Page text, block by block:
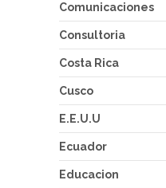
Comunicaciones
Consultoria
Costa Rica
Cusco
E.E.U.U
Ecuador
Educacion